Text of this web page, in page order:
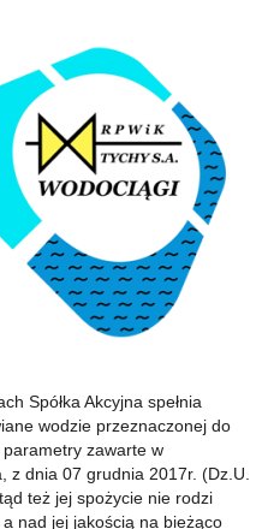
Spółka Akcyjna spełnia
wodzie przeznaczonej do
zawarte w
z dnia 07 grudnia 2017r. (Dz.U.
też jej spożycie nie rodzi
nad jej jakością na bieżąco